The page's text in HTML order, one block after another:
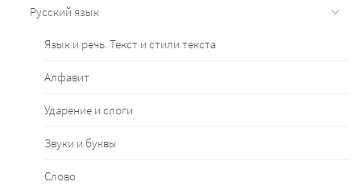
Русский язык
Язык и речь. Текст и стили текста
Алфавит
Ударение и слоги
Звуки и буквы
Слово